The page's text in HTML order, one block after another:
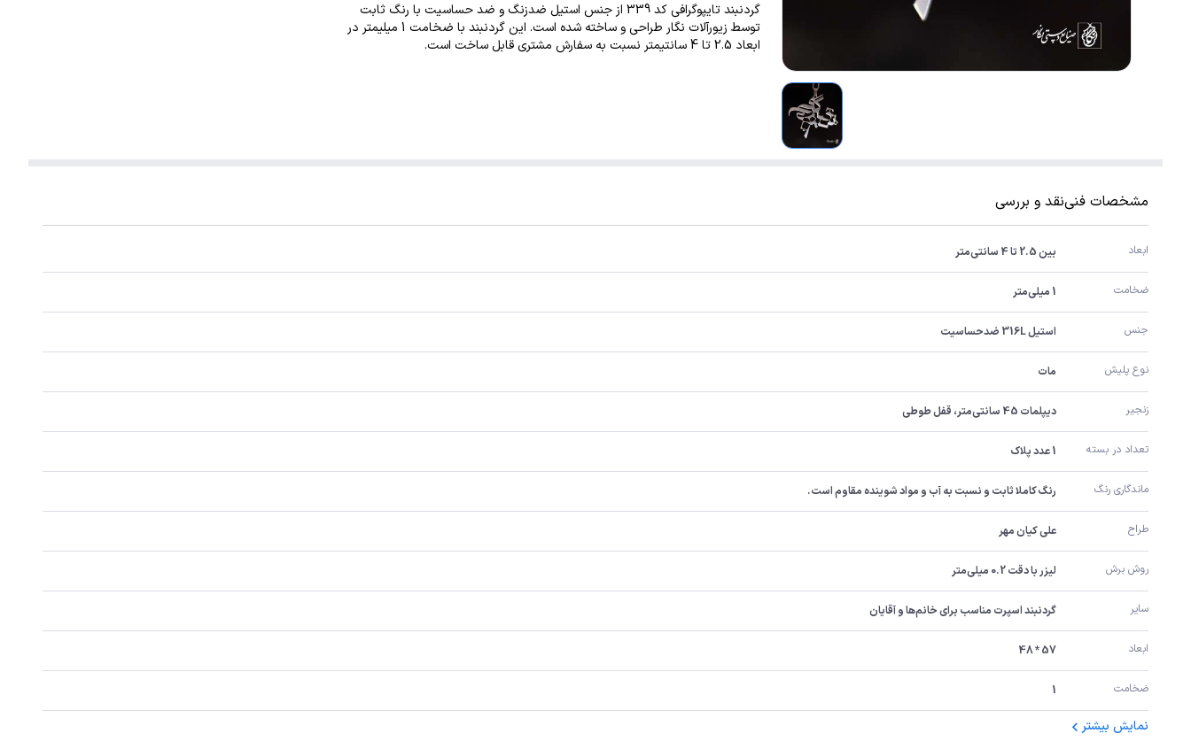
گردنبند تایپوگرافی کد 339 از جنس استیل ضدزنگ و ضد حساسیت با رنگ ثابت
توسط زیورآلات نگار طراحی و ساخته شده است. این گردنبند با ضخامت 1 میلیمتر در
ابعاد 2.5 تا 4 سانتیمتر نسبت به سفارش مشتری قابل ساخت است.
مشخصات فنینقد و بررسی
ابعاد بین 2.5 تا 4 سانتی‌متر
ضخامت 1 میلی‌متر
جنس استیل 316L ضدحساسیت
نوع پلیش مات
زنجیر دیپلمات 45 سانتی‌متر، قفل طوطی
تعداد در بسته 1 عدد پلاک
ماندگاری رنگ رنگ کاملا ثابت و نسبت به آب و مواد شوینده مقاوم است.
طراح علی کیان مهر
روش برش لیزر با دقت 0.2 میلی‌متر
سایر گردنبند اسپرت مناسب برای خانم‌ها و آقایان
ابعاد 57 * 48
ضخامت 1
نمایش بیشتر